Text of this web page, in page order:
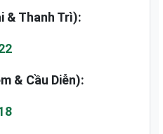
& Thanh Trì):
& Cầu Diễn):